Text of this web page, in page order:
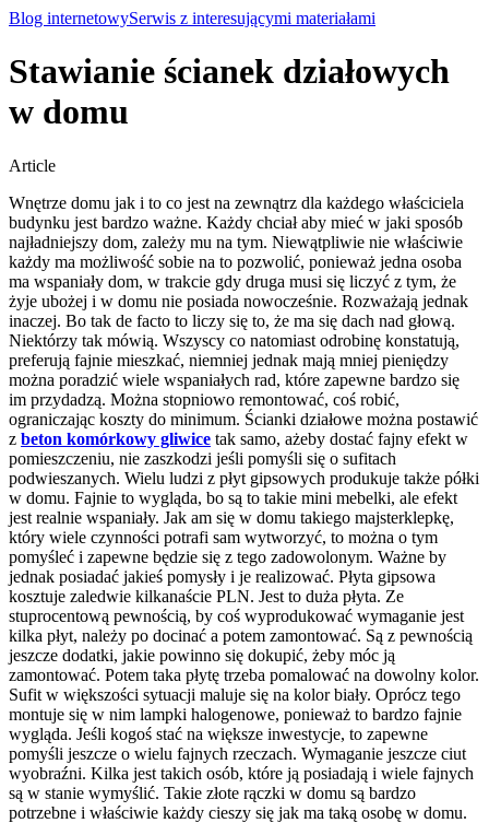
Blog internetowySerwis z interesującymi materiałami
Stawianie ścianek działowych
w domu
Article
Wnętrze domu jak i to co jest na zewnątrz dla każdego właściciela
budynku jest bardzo ważne. Każdy chciał aby mieć w jaki sposób
najładniejszy dom, zależy mu na tym. Niewątpliwie nie właściwie
każdy ma możliwość sobie na to pozwolić, ponieważ jedna osoba
ma wspaniały dom, w trakcie gdy druga musi się liczyć z tym, że
żyje ubożej i w domu nie posiada nowocześnie. Rozważają jednak
inaczej. Bo tak de facto to liczy się to, że ma się dach nad głową.
Niektórzy tak mówią. Wszyscy co natomiast odrobinę konstatują,
preferują fajnie mieszkać, niemniej jednak mają mniej pieniędzy
można poradzić wiele wspaniałych rad, które zapewne bardzo się
im przydadzą. Można stopniowo remontować, coś robić,
ograniczając koszty do minimum. Ścianki działowe można postawić
z beton komórkowy gliwice tak samo, ażeby dostać fajny efekt w
pomieszczeniu, nie zaszkodzi jeśli pomyśli się o sufitach
podwieszanych. Wielu ludzi z płyt gipsowych produkuje także półki
w domu. Fajnie to wygląda, bo są to takie mini mebelki, ale efekt
jest realnie wspaniały. Jak am się w domu takiego majsterklepkę,
który wiele czynności potrafi sam wytworzyć, to można o tym
pomyśleć i zapewne będzie się z tego zadowolonym. Ważne by
jednak posiadać jakieś pomysły i je realizować. Płyta gipsowa
kosztuje zaledwie kilkanaście PLN. Jest to duża płyta. Ze
stuprocentową pewnością, by coś wyprodukować wymaganie jest
kilka płyt, należy po docinać a potem zamontować. Są z pewnością
jeszcze dodatki, jakie powinno się dokupić, żeby móc ją
zamontować. Potem taka płytę trzeba pomalować na dowolny kolor.
Sufit w większości sytuacji maluje się na kolor biały. Oprócz tego
montuje się w nim lampki halogenowe, ponieważ to bardzo fajnie
wygląda. Jeśli kogoś stać na większe inwestycje, to zapewne
pomyśli jeszcze o wielu fajnych rzeczach. Wymaganie jeszcze ciut
wyobraźni. Kilka jest takich osób, które ją posiadają i wiele fajnych
są w stanie wymyślić. Takie złote rączki w domu są bardzo
potrzebne i właściwie każdy cieszy się jak ma taką osobę w domu.